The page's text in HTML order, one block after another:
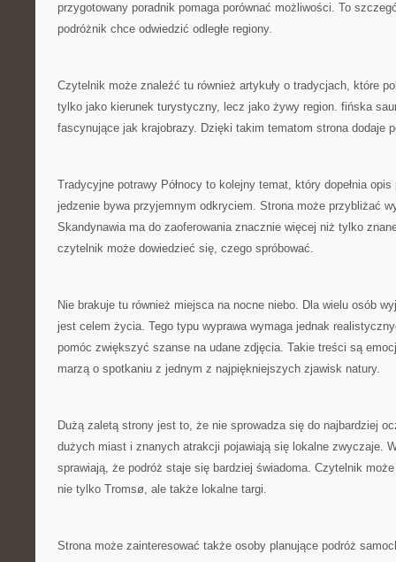
przygotowany poradnik pomaga porównać możliwości. To
podróżnik chce odwiedzić odległe regiony.
Czytelnik może znaleźć tu również artykuły o tradycjach, które
tylko jako kierunek turystyczny, lecz jako żywy region. fińska
fascynujące jak krajobrazy. Dzięki takim tematom strona dodaje
Tradycyjne potrawy Północy to kolejny temat, który dopełnia
jedzenie bywa przyjemnym odkryciem. Strona może przybliżać
Skandynawia ma do zaoferowania znacznie więcej niż tylko
czytelnik może dowiedzieć się, czego spróbować.
Nie brakuje tu również miejsca na nocne niebo. Dla wielu osób
jest celem życia. Tego typu wyprawa wymaga jednak
pomóc zwiększyć szanse na udane zdjęcia. Takie treści są
marzą o spotkaniu z jednym z najpiękniejszych zjawisk natury.
Dużą zaletą strony jest to, że nie sprowadza się do najbardziej
dużych miast i znanych atrakcji pojawiają się lokalne zwyczaje.
sprawiają, że podróż staje się bardziej świadoma. Czytelnik
nie tylko Tromsø, ale także lokalne targi.
Strona może zainteresować także osoby planujące podróż